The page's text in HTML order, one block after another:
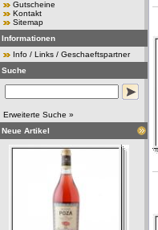
Gutscheine
Kontakt
Sitemap
Informationen
Info / Links / Geschaeftspartner
Suche
Erweiterte Suche »
Neue Artikel